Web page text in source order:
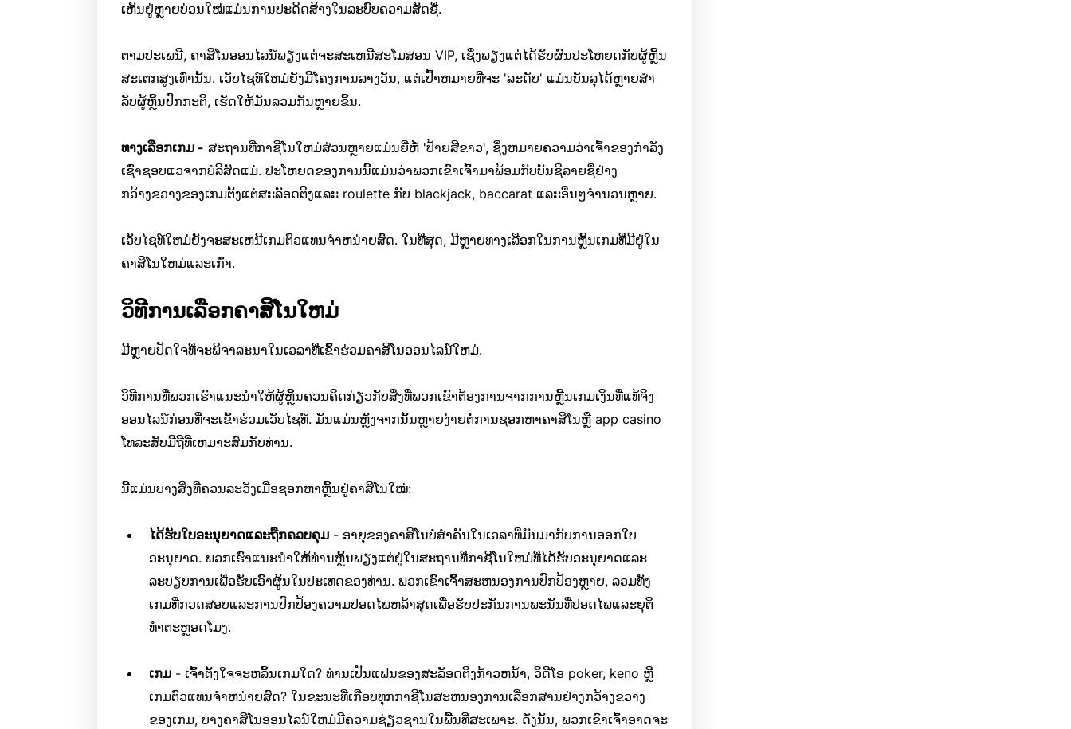
ເຫັນຢູ່ຫຼາຍບ່ອນໃໝ່ແມ່ນການປະດິດສ້າງໃນລະບົບຄວາມສັດຊື່.
ຕາມປະເພນີ, ຄາສິໂນອອນໄລນ໌ພຽງແຕ່ຈະສະເຫນີສະໂມສອນ VIP, ເຊິ່ງພຽງແຕ່ໄດ້ຮັບຜົນປະໂຫຍດກັບຜູ້ຫຼິ້ນ
ສະເຕກສູງເທົ່ານັ້ນ. ເວັບໄຊທ໌ໃຫມ່ຍັງມີໂຄງການລາງວັນ, ແຕ່ເປົ້າຫມາຍທີ່ຈະ 'ລະດັບ' ແມ່ນບັນລຸໄດ້ຫຼາຍສໍາ
ລັບຜູ້ຫຼິ້ນປົກກະຕິ, ເຮັດໃຫ້ມັນລວມກັນຫຼາຍຂຶ້ນ.
ທາງເລືອກເກມ - ສະຖານທີ່ກາຊີໂນໃຫມ່ສ່ວນຫຼາຍແມ່ນຍີ່ຫໍ້ 'ປ້າຍສີຂາວ', ຊຶ່ງຫມາຍຄວາມວ່າເຈົ້າຂອງກໍາລັງ
ເຊົ່າຊອບແວຈາກບໍລິສັດແມ່. ປະໂຫຍດຂອງການນີ້ແມ່ນວ່າພວກເຂົາເຈົ້າມາພ້ອມກັບບັນຊີລາຍຊື່ຢ່າງ
ກວ້າງຂວາງຂອງເກມຕັ້ງແຕ່ສະລັອດຕິງແລະ roulette ກັບ blackjack, baccarat ແລະອື່ນໆຈໍານວນຫຼາຍ.
ເວັບໄຊທ໌ໃຫມ່ຍັງຈະສະເຫນີເກມຕົວແທນຈໍາຫນ່າຍສົດ. ໃນທີ່ສຸດ, ມີຫຼາຍທາງເລືອກໃນການຫຼິ້ນເກມທີ່ມີຢູ່ໃນ
ຄາສິໂນໃຫມ່ແລະເກົ່າ.
ວິທີການເລືອກຄາສິໂນໃຫມ່
ມີຫຼາຍປັດໃຈທີ່ຈະພິຈາລະນາໃນເວລາທີ່ເຂົ້າຮ່ວມຄາສິໂນອອນໄລນ໌ໃຫມ່.
ວິທີການທີ່ພວກເຮົາແນະນໍາໃຫ້ຜູ້ຫຼິ້ນຄວນຄິດກ່ຽວກັບສິ່ງທີ່ພວກເຂົາຕ້ອງການຈາກການຫຼີ້ນເກມເງິນທີ່ແທ້ຈິງ
ອອນໄລນ໌ກ່ອນທີ່ຈະເຂົ້າຮ່ວມເວັບໄຊທ໌. ມັນແມ່ນຫຼັງຈາກນັ້ນຫຼາຍງ່າຍຕໍ່ການຊອກຫາຄາສິໂນຫຼື app casino
ໂທລະສັບມືຖືທີ່ເຫມາະສົມກັບທ່ານ.
ນີ້ແມ່ນບາງສິ່ງທີ່ຄວນລະວັງເມື່ອຊອກຫາຫຼິ້ນຢູ່ຄາສິໂນໃໝ່:
ໄດ້ຮັບໃບອະນຸຍາດແລະຖືກຄວບຄຸມ - ອາຍຸຂອງຄາສິໂນບໍ່ສໍາຄັນໃນເວລາທີ່ມັນມາກັບການອອກໃບ
ອະນຸຍາດ. ພວກເຮົາແນະນໍາໃຫ້ທ່ານຫຼິ້ນພຽງແຕ່ຢູ່ໃນສະຖານທີ່ກາຊີໂນໃຫມ່ທີ່ໄດ້ຮັບອະນຸຍາດແລະ
ລະບຽບການເພື່ອຮັບເອົາຜູ້ນໃນປະເທດຂອງທ່ານ. ພວກເຂົາເຈົ້າສະຫນອງການປົກປ້ອງຫຼາຍ, ລວມທັງ
ເກມທີ່ກວດສອບແລະການປົກປ້ອງຄວາມປອດໄພຫລ້າສຸດເພື່ອຮັບປະກັນການພະນັນທີ່ປອດໄພແລະຍຸຕິ
ທໍາຕະຫຼອດໂມງ.
ເກມ - ເຈົ້າຕັ້ງໃຈຈະຫລິ້ນເກມໃດ? ທ່ານເປັນແຟນຂອງສະລັອດຕິງກ້າວຫນ້າ, ວິດີໂອ poker, keno ຫຼື
ເກມຕົວແທນຈໍາຫນ່າຍສົດ? ໃນຂະນະທີ່ເກືອບທຸກກາຊີໂນສະຫນອງການເລື່ອກສານຢ່າງກວ້າງຂວາງ
ຂອງເກມ, ບາງຄາສິໂນອອນໄລນ໌ໃຫມ່ມີຄວາມຊ່ຽວຊານໃນພື້ນທີ່ສະເພາະ. ດັ່ງນັ້ນ, ພວກເຂົາເຈົ້າອາດຈະ